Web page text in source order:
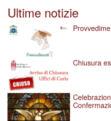
Ultime notizie
Chiusura